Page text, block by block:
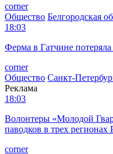
corner
Общество Белгородская
18:03
Ферма в Гатчине
corner
Общество Санкт-
Реклама
18:03
Волонтеры «Молодой
паводков в трех регионах
corner